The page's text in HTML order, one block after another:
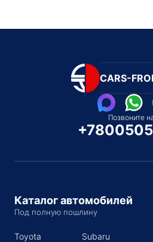
CARS-
Позвоните
Каталог автомобилей
Под полную пошлину
Toyota
Subaru